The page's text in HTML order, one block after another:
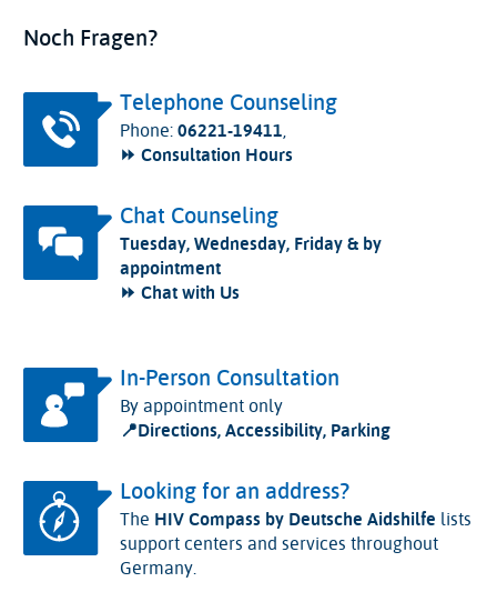
Noch Fragen?
Telephone Counseling
Phone:06221-19411,
⏩ Consultation Hours
Chat Counseling
Tuesday, Wednesday, Friday & by
appointment
⏩ Chat with Us
In-Person Consultation
By appointment only
📍Directions, Accessibility, Parking
Looking for an address?
The HIV Compass by Deutsche Aidshilfe lists
support centers and services throughout
Germany.